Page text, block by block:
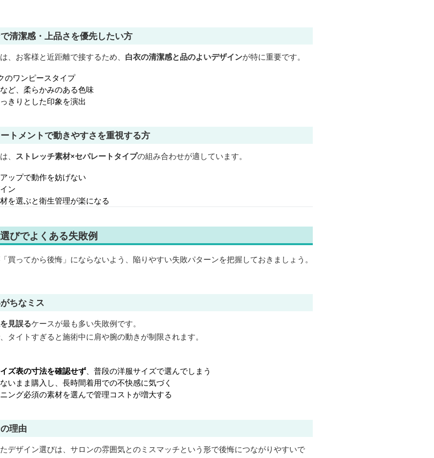
清潔感・上品さを優先したい方
、お客様と近距離で接するため、 白衣の清潔感と品のよいデザインが特に重要です。
のワンピースタイプ
ど、柔らかみのある色味
きりとした印象を演出
トメントで動きやすさを重視する方
、 ストレッチ素材×セパレートタイプの組み合わせが適しています。
ップで動作を妨げない
ン
を選ぶと衛生管理が楽になる
びでよくある失敗例
買ってから後悔」にならないよう、陥りやすい失敗パターンを把握しておきましょう。
ちなミス
見誤るケースが最も多い失敗例です。
タイトすぎると施術中に肩や腕の動きが制限されます。
ズ表の寸法を確認せず、普段の洋服サイズで選んでしまう
いまま購入し、長時間着用での不快感に気づく
ング必須の素材を選んで管理コストが増大する
理由
デザイン選びは、サロンの雰囲気とのミスマッチという形で後悔につながりやすいで